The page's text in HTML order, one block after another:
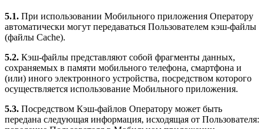
5.1. При использовании Мобильного приложения Оператору
автоматически могут передаваться Пользователем кэш-файлы
(файлы Cache).
5.2. Кэш-файлы представляют собой фрагменты данных,
сохраняемых в памяти мобильного телефона, смартфона и
(или) иного электронного устройства, посредством которого
осуществляется использование Мобильного приложения.
5.3. Посредством Кэш-файлов Оператору может быть
передана следующая информация, исходящая от Пользователя: